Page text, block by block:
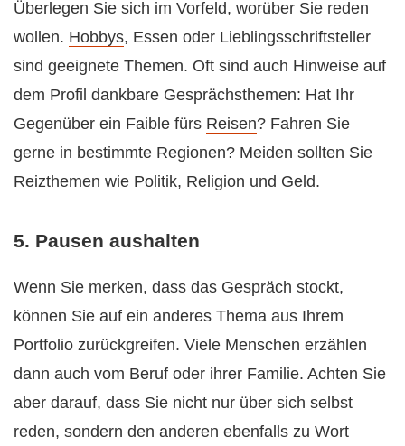
Überlegen Sie sich im Vorfeld, worüber Sie reden
wollen. Hobbys, Essen oder Lieblingsschriftsteller
sind geeignete Themen. Oft sind auch Hinweise auf
dem Profil dankbare Gesprächsthemen: Hat Ihr
Gegenüber ein Faible fürs Reisen? Fahren Sie
gerne in bestimmte Regionen? Meiden sollten Sie
Reizthemen wie Politik, Religion und Geld.
5. Pausen aushalten
Wenn Sie merken, dass das Gespräch stockt,
können Sie auf ein anderes Thema aus Ihrem
Portfolio zurückgreifen. Viele Menschen erzählen
dann auch vom Beruf oder ihrer Familie. Achten Sie
aber darauf, dass Sie nicht nur über sich selbst
reden, sondern den anderen ebenfalls zu Wort